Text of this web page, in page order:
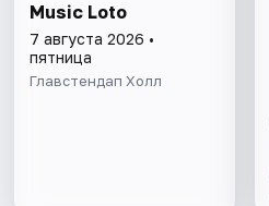
Music Loto
7 августа 2026 •
пятница
Главстендап Холл